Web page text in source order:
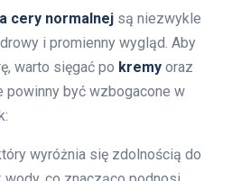
cery normalnej są niezwykle
i promienny wygląd. Aby
warto sięgać po kremy oraz
powinny być wzbogacone w
wyróżnia się zdolnością do